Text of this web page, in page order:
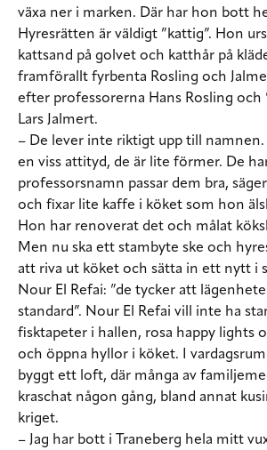
växa ner i marken. Där har hon bott
Hyresrätten är väldigt ”kattig”. Hon
kattsand på golvet och katthår på
framförallt fyrbenta Rosling och
efter professorerna Hans Rosling och
Lars Jalmert.
– De lever inte riktigt upp till
en viss attityd, de är lite förmer. De
professorsnamn passar dem bra,
och fixar lite kaffe i köket som hon
Hon har renoverat det och målat
Men nu ska ett stambyte ske och
att riva ut köket och sätta in ett nytt i
Nour El Refai: ”de tycker att
standard”. Nour El Refai vill inte ha
fisktapeter i hallen, rosa happy lights
och öppna hyllor i köket. I
byggt ett loft, där många av
kraschat någon gång, bland annat
kriget.
– Jag har bott i Traneberg hela mitt